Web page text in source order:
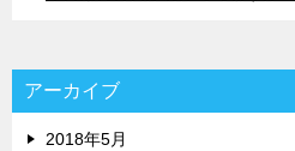
アーカイブ
2018年5月